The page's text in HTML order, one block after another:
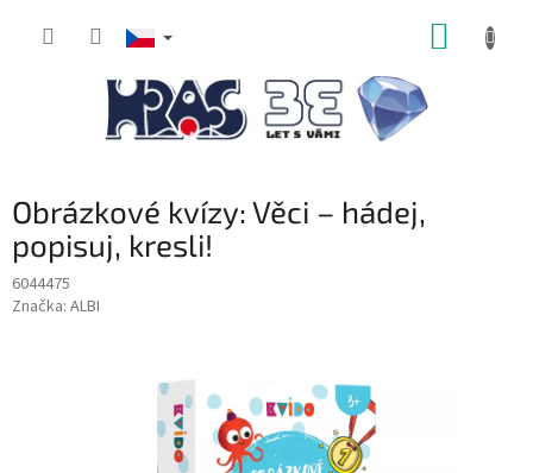
Obrázkové kvízy: Věci – hádej,
popisuj, kresli!
6044475
Značka: ALBI